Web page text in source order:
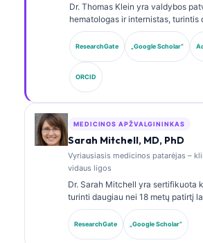
Dr. Thomas Klein yra valdybos
hematologas ir internistas, turintis
metų patirtį laboratorinės
atliekamos klinikinės analizės
Kantesti AI vyriausiuoju medicinos
užtikrina klinikinę nuosavo
medicininio tikslumo priežiūrą. Dr.
publikavęs biomarkerių
laboratorinės diagnostikos
ResearchGate „Google Scholar“
ORCID
MEDICINOS APŽVALGININKAS
Sarah Mitchell, MD, PhD
Vyriausiasis medicinos patarėjas –
vidaus ligos
Dr. Sarah Mitchell yra sertifikuota
turinti daugiau nei 18 metų patirtį
medicinos ir diagnostinės analizės
klinikinės chemijos specializacijos
plačiai publikavo biomarkerių
ResearchGate „Google Scholar“